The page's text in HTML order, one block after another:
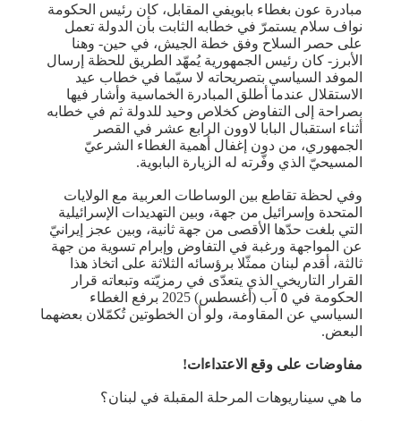
مبادرة عون بغطاء بابويفي المقابل، كان رئيس الحكومة
نواف سلام يستمرّ في خطابه الثابت بأن الدولة تعمل
على حصر السلاح وفق خطة الجيش، في حين- وهنا
الأبرز- كان رئيس الجمهورية يُمهّد الطريق للحظة إرسال
الموفد السياسي بتصريحاته لا سيّما في خطاب عيد
الاستقلال عندما أطلق المبادرة الخماسية وأشار فيها
بصراحة إلى التفاوض كخلاص وحيد للدولة ثم في خطابه
أثناء استقبال البابا لاوون الرابع عشر في القصر
الجمهوري، من دون إغفال أهمية الغطاء الشرعيّ
المسيحيّ الذي وفّرته له الزيارة البابوية.
وفي لحظة تقاطع بين الوساطات العربية مع الولايات
المتحدة وإسرائيل من جهة، وبين التهديدات الإسرائيلية
التي بلغت حدّها الأقصى من جهة ثانية، وبين عجز إيرانيّ
عن المواجهة ورغبة في التفاوض وإبرام تسوية من جهة
ثالثة، أقدم لبنان ممثّلا برؤسائه الثلاثة على اتخاذ هذا
القرار التاريخي الذي يتعدّى في رمزيّته وتبعاته قرار
الحكومة في ٥ آب (أغسطس) 2025 برفع الغطاء
السياسي عن المقاومة، ولو أن الخطوتين تُكمّلان بعضهما
البعض.
مفاوضات على وقع الاعتداءات!
ما هي سيناريوهات المرحلة المقبلة في لبنان؟